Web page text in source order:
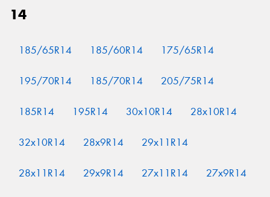
14
185/65R14 185/60R14 175/65R14
195/70R14 185/70R14 205/75R14
185R14 195R14 30x10R14 28x10R14
32x10R14 28x9R14 29x11R14
28x11R14 29x9R14 27x11R14 27x9R14